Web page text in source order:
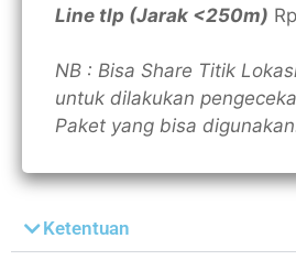
Line tlp (Jarak <250m)
NB : Bisa Share Titik
untuk dilakukan
Paket yang bisa
Ketentuan